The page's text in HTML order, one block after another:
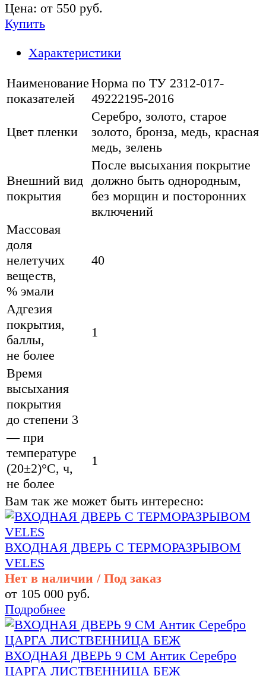
Цена: от 550 руб.
Купить
Характеристики
Наименование
показателей
Норма по ТУ 2312-017-
49222195-2016
Цвет пленки
Серебро, золото, старое
золото, бронза, медь, красная
медь, зелень
Внешний вид
покрытия
После высыхания покрытие
должно быть однородным,
без морщин и посторонних
включений
Массовая
доля
нелетучих
веществ,
% эмали
40
Адгезия
покрытия,
баллы,
не более
1
Время
высыхания
покрытия
до степени 3
— при
температуре
(20±2)°С, ч,
не более
1
Вам так же может быть интересно:
ВХОДНАЯ ДВЕРЬ С ТЕРМОРАЗРЫВОМ
VELES
Нет в наличии / Под заказ
от 105 000 руб.
Подробнее
ВХОДНАЯ ДВЕРЬ 9 СМ Антик Серебро
ЦАРГА ЛИСТВЕННИЦА БЕЖ